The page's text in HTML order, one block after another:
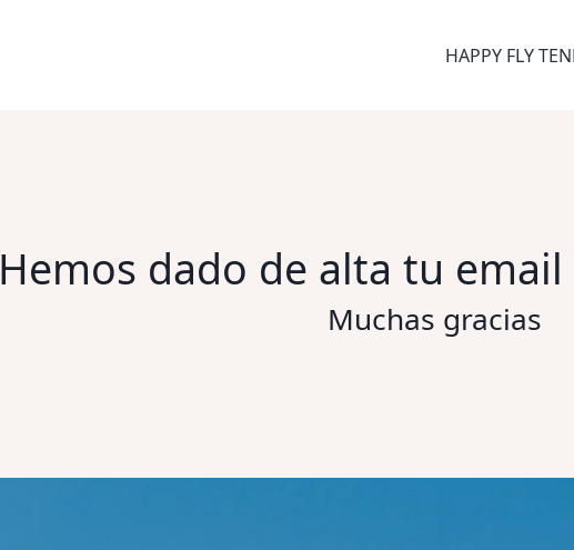
HAPPY FLY
Hemos dado de alta tu
Muchas gracias